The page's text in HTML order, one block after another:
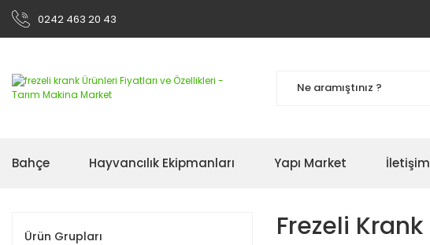
0242 463 20 43
Bahçe Hayvancılık Ekipmanları Yapı Market İletişim
Ürün Grupları Frezeli Krank